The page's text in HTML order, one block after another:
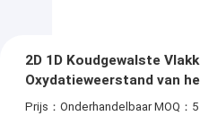
2D 1D Koudgewalste
Oxydatieweerstand van
Prijs：Onderhandelbaar MOQ：